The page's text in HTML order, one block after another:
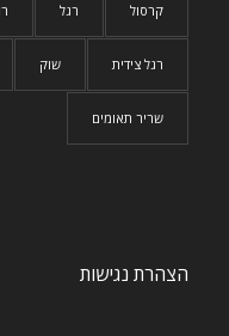
קרסול רגל
רגל צידית שוק
שריר תאומים
הצהרת נגישות